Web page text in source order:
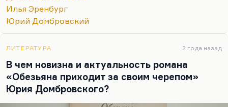
Илья Эренбург
Юрий Домбровский
ЛИТЕРАТУРА 2 года назад
В чем новизна и актуальность романа
«Обезьяна приходит за своим черепом»
Юрия Домбровского?